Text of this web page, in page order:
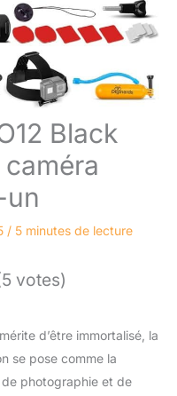
Black
un
/ 5 minutes de lecture
votes)
d’être immortalisé, la
se pose comme la
photographie et de